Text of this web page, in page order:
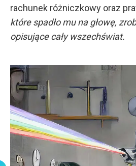
rachunek różniczkowy oraz
które spadło mu na głowę,
opisujące cały wszechświat.